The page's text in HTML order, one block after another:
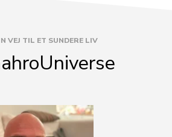
VEJ TIL ET SUNDERE LIV